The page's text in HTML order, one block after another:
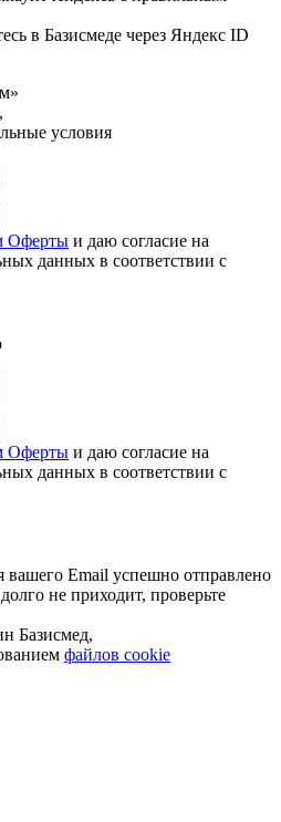
в Базисмеде через Яндекс ID
условия
Оферты и даю согласие на
данных в соответствии с
Оферты и даю согласие на
данных в соответствии с
Email успешно отправлено
не приходит, проверьте
Базисмед,
файлов cookie